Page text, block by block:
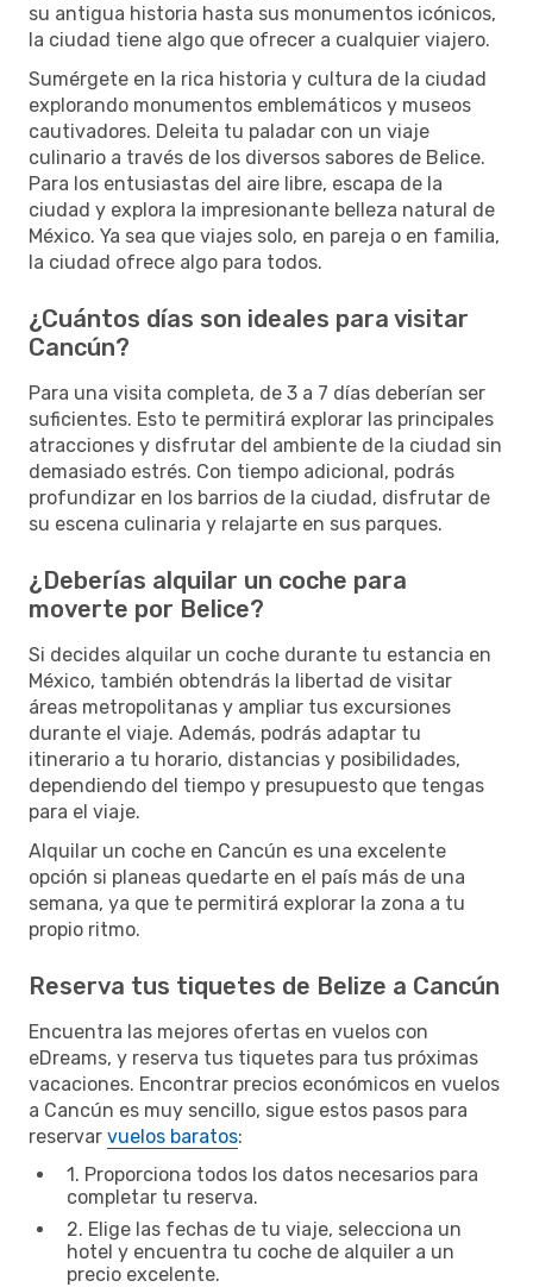
su antigua historia hasta sus monumentos icónicos,
la ciudad tiene algo que ofrecer a cualquier viajero.
Sumérgete en la rica historia y cultura de la ciudad
explorando monumentos emblemáticos y museos
cautivadores. Deleita tu paladar con un viaje
culinario a través de los diversos sabores de Belice.
Para los entusiastas del aire libre, escapa de la
ciudad y explora la impresionante belleza natural de
México. Ya sea que viajes solo, en pareja o en familia,
la ciudad ofrece algo para todos.
¿Cuántos días son ideales para visitar
Cancún?
Para una visita completa, de 3 a 7 días deberían ser
suficientes. Esto te permitirá explorar las principales
atracciones y disfrutar del ambiente de la ciudad sin
demasiado estrés. Con tiempo adicional, podrás
profundizar en los barrios de la ciudad, disfrutar de
su escena culinaria y relajarte en sus parques.
¿Deberías alquilar un coche para
moverte por Belice?
Si decides alquilar un coche durante tu estancia en
México, también obtendrás la libertad de visitar
áreas metropolitanas y ampliar tus excursiones
durante el viaje. Además, podrás adaptar tu
itinerario a tu horario, distancias y posibilidades,
dependiendo del tiempo y presupuesto que tengas
para el viaje.
Alquilar un coche en Cancún es una excelente
opción si planeas quedarte en el país más de una
semana, ya que te permitirá explorar la zona a tu
propio ritmo.
Reserva tus tiquetes de Belize a Cancún
Encuentra las mejores ofertas en vuelos con
eDreams, y reserva tus tiquetes para tus próximas
vacaciones. Encontrar precios económicos en vuelos
a Cancún es muy sencillo, sigue estos pasos para
reservar vuelos baratos:
1. Proporciona todos los datos necesarios para
completar tu reserva.
2. Elige las fechas de tu viaje, selecciona un
hotel y encuentra tu coche de alquiler a un
precio excelente.